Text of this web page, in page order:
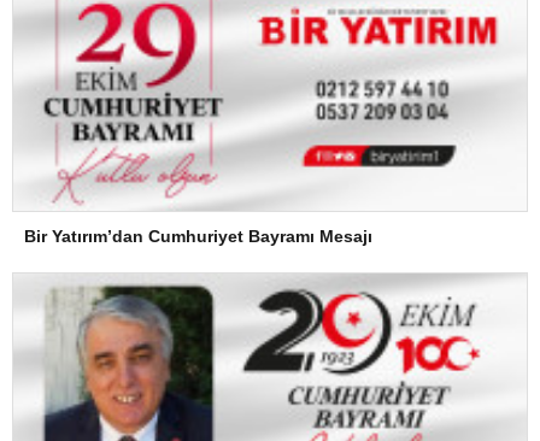
Bir Yatırım’dan Cumhuriyet Bayramı Mesajı